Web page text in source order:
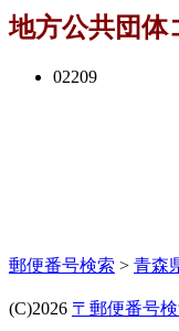
地方公共団体
02209
郵便番号検索 > 青森
(C)2026 〒郵便番号